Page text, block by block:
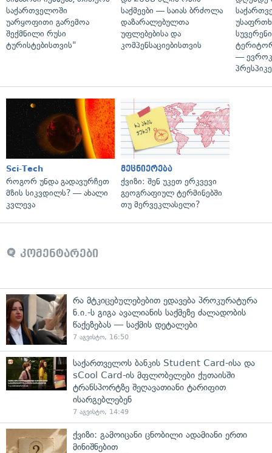
საქართველოში
უარყოფითი გარემოა
შექმნილი რუსი
ტურისტებისთვის"
საქმეები — საიას ბრძოლა
დაზარალებულთა
უფლებებისა და
კომპენსაციებისთვის
—
Sci-Tech
როგორ უნდა გადავურჩეთ
მზის სიკვდილს? — ახალი
კვლევა
მეცნიერება
ქვიზი: შენ უკეთ ერკვევი
გეოგრაფიულ ტერმინებში
თუ მერვეკლასელი?
კომენტარები
რა მტკიცებულებებით ედავება პროკურატურა
ნ.ი.-ს გიგა ავალიანის საქმეზე ძალადობის
წაქეზებას — საქმის დეტალები
7 აგვისტო, 16:50
საქართველოს ბანკის Student Card-ისა და
sCool Card-ის მფლობელები ქუთაისში
ტრანსპორტზე შეღავათიანი ტარიფით
ისარგებლებენ
7 აგვისტო, 14:49
ქვიზი: გამოიცანი ცნობილი ადამიანი ერთი
მინიშნებით